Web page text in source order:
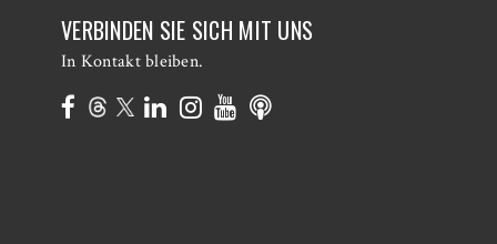
VERBINDEN SIE SICH MIT UNS
In Kontakt bleiben.